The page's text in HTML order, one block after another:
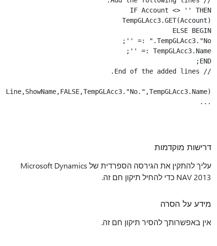
...
דרישות מוקדמות
עליך להתקין את הגירסה הספרדית של Microsoft Dynamics
NAV 2013 כדי להחיל תיקון חם זה.
מידע על הסרה
אין באפשרותך להסיר תיקון חם זה.